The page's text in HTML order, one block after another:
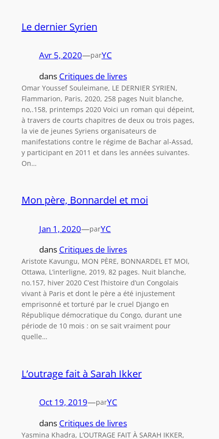
Le dernier Syrien
Avr 5, 2020—parYC
dans Critiques de livres
Omar Youssef Souleimane, LE DERNIER SYRIEN,
Flammarion, Paris, 2020, 258 pages Nuit blanche,
no,.158, printemps 2020 Voici un roman qui dépeint,
à travers de courts chapitres de deux ou trois pages,
la vie de jeunes Syriens organisateurs de
manifestations contre le régime de Bachar al-Assad,
y participant en 2011 et dans les années suivantes.
On…
Mon père, Bonnardel et moi
Jan 1, 2020—parYC
dans Critiques de livres
Aristote Kavungu, MON PÈRE, BONNARDEL ET MOI,
Ottawa, L’interligne, 2019, 82 pages. Nuit blanche,
no.157, hiver 2020 C’est l’histoire d’un Congolais
vivant à Paris et dont le père a été injustement
emprisonné et torturé par le cruel Django en
République démocratique du Congo, durant une
période de 10 mois : on se sait vraiment pour
quelle…
L’outrage fait à Sarah Ikker
Oct 19, 2019—parYC
dans Critiques de livres
Yasmina Khadra, L’OUTRAGE FAIT À SARAH IKKER,